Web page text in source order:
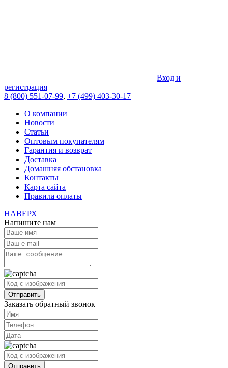
Вход и
регистрация
8 (800) 551-07-99, +7 (499) 403-30-17
О компании
Новости
Статьи
Оптовым покупателям
Гарантия и возврат
Доставка
Домашняя обстановка
Контакты
Карта сайта
Правила оплаты
НАВЕРХ
Напишите нам
Заказать обратный звонок